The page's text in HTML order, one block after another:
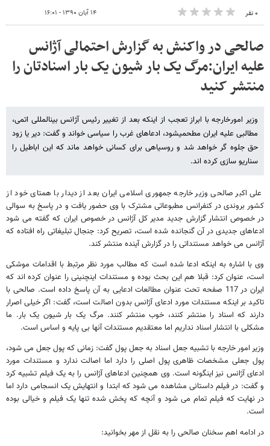
۰ نفر ۱۴ آبان ۱۳۹۰ - ۱۶:۰۱
صالحی در واکنش به گزارش احتمالی آژانس
علیه ایران:مرگ یک بار شیون یک بار اسنادتان را
منتشر کنید
وزیر امورخارجه با ابراز تعجب از اینکه بعد از تغییر رئیس آژانس بین​المللی اتمی،
مطالبی علیه ایران مطح​می​شود، ادعاهای غرب را سیاسی خواند و گفت: دیر یا زود
حق جلوه گر خواهد شد و روسیاهی برای کسانی خواهد ماند که این اباطیل را
سناریو سازی کرده اند.
علی اکبر صالحی وزیر خارجه جمهوری اسلامی ایران بعد از دیدار با همتای خود از
کشور بروندی در کنفرانس مطبوعاتی مشترک با وی حضور یافت و در پاسخ به سوالی
در خصوص انتشار گزارش جدید مدیر کل آژانس در خصوص ایران که گفته می شود
ادعاهای جدیدی در آن گنجانده شده است، تصریح کرد: جنجال تبلیغاتی راه افتاده که
آژانس می خواهد مستنداتی را در گزارش آینده منتشر کند.
وی با اشاره به اینکه ادعا شده است که مطالب مورد نظر مرتبط با اقدامات موشکی
است، عنوان کرد: قبلا هم این بحث بوده و مستندات اینچنینی را عنوان کرده اند که
ایران در 117 صفحه تحت عنوان مطالعات ادعایی به آن پاسخ داده است. صالحی با
تاکید بر اینکه مستندات مورد ادعای آژانس بدون اصالت است، گفت: اگر خیلی اصرار
دارند که اسناد را منتشر کنند، خوب منتشر کنند. مرگ یک بار شیون یک بار. ما
مشکلی با انتشار اسناد نداریم اما معتقدیم مستندات آنها بی پایه و اساس است.
وزیر امور خارجه با تشبیه جعل اسناد به جعل پول گفت: زمانی که پول جعل می شود،
پول جعلی مشخصات ظاهری پول اصلی را دارد اما اصالت ندارد و مستندات مورد
ادعای آژانس نیز اینگونه است. وی همچنین ادعاهای آژانس را به یک فیلم تشبیه کرد
و گفت: در فیلم داستانی مشاهده می شود که ابتدا و انتهایش یک انسجامی دارد اما
در نهایت که فیلم تمام می شود و آنچه که پخش شده تنها یک فیلم و خیالی بوده
است.
در ادامه اهم سخنان صالحی را به نقل از مهر بخوانید: